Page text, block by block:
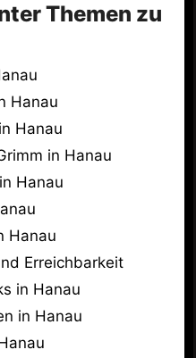
Themen zu
Hanau
Hanau
in Hanau
Hanau
Hanau
Erreichbarkeit
in Hanau
in Hanau